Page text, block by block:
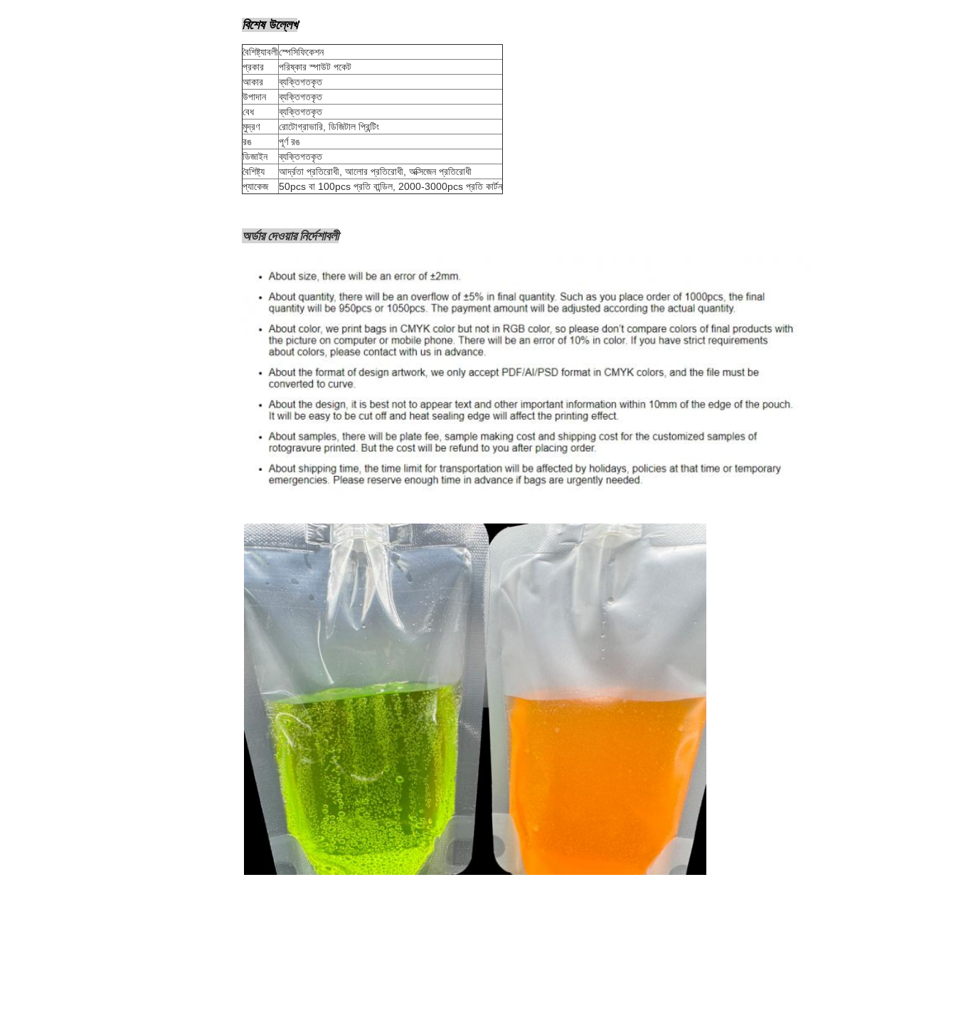
বিশেষ উল্লেখ
বৈশিষ্ট্যাবলীস্পেসিফিকেশন
প্রকার
পরিষ্কার স্পাউট পকেট
আকার
ব্যক্তিগতকৃত
উপাদান
ব্যক্তিগতকৃত
বেধ
ব্যক্তিগতকৃত
মুদ্রণ
রোটোগ্রাভারি, ডিজিটাল প্রিন্টিং
রঙ
পূর্ণ রঙ
ডিজাইন
ব্যক্তিগতকৃত
বৈশিষ্ট্য
আর্দ্রতা প্রতিরোধী, আলোর প্রতিরোধী, অক্সিজেন প্রতিরোধী
প্যাকেজ
50pcs বা 100pcs প্রতি বান্ডিল, 2000-3000pcs প্রতি কার্টন
অর্ডার দেওয়ার নির্দেশাবলী